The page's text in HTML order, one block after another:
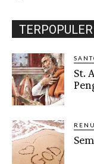
TERPOPULER
St.